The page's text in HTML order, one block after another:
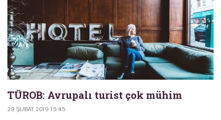
TÜROB: Avrupalı turist çok mühim
28 ŞUBAT 2019 15:45